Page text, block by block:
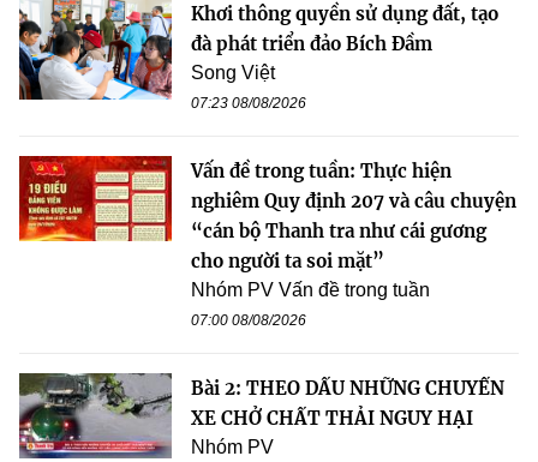
Khơi thông quyền sử dụng đất, tạo
đà phát triển đảo Bích Đầm
Song Việt
07:23 08/08/2026
Vấn đề trong tuần: Thực hiện
nghiêm Quy định 207 và câu chuyện
“cán bộ Thanh tra như cái gương
cho người ta soi mặt”
Nhóm PV Vấn đề trong tuần
07:00 08/08/2026
Bài 2: THEO DẤU NHỮNG CHUYẾN
XE CHỞ CHẤT THẢI NGUY HẠI
Nhóm PV